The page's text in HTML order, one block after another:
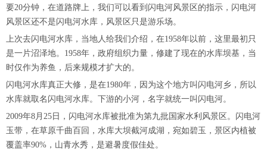
要20分钟，在道路牌上，我们可以看到闪电河风景区的指示，闪电河
风景区还不是闪电河水库，风景区只是游乐场。
上次去闪电河水库，当地人给我们介绍，在1958年以前，这里最初只
是一片沼泽地。1958年，政府组织力量，修建了现在的水库坝基，当
时仅作为养鱼，后来规模才扩大的。
闪电河水库真正大修，是在1980年，因为这个地方叫闪电河乡，所以
水库就取名闪电河水库。下游的小河，名字就统一叫闪电河。
2009年8月25日，闪电河水库被批准为第九批国家水利风景区。闪电河
玉带，在草原千曲百回，水库大坝截河成湖，宛如碧玉，景区内植被
覆盖率90%，山青水秀，是避暑度假佳处。